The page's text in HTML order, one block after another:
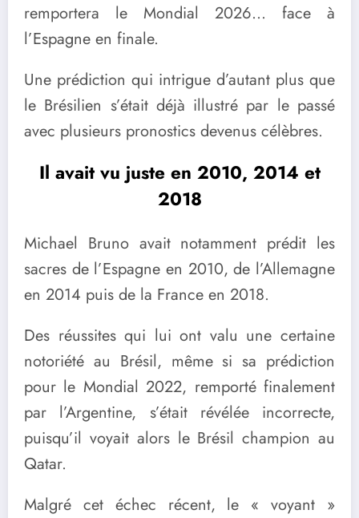
remportera le Mondial 2026… face à
l’Espagne en finale.
Une prédiction qui intrigue d’autant plus que
le Brésilien s’était déjà illustré par le passé
avec plusieurs pronostics devenus célèbres.
Il avait vu juste en 2010, 2014 et
2018
Michael Bruno avait notamment prédit les
sacres de l’Espagne en 2010, de l’Allemagne
en 2014 puis de la France en 2018.
Des réussites qui lui ont valu une certaine
notoriété au Brésil, même si sa prédiction
pour le Mondial 2022, remporté finalement
par l’Argentine, s’était révélée incorrecte,
puisqu’il voyait alors le Brésil champion au
Qatar.
Malgré cet échec récent, le « voyant »